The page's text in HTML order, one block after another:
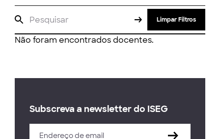
Limpar Filtros
Não foram encontrados docentes.
Subscreva a newsletter do ISEG